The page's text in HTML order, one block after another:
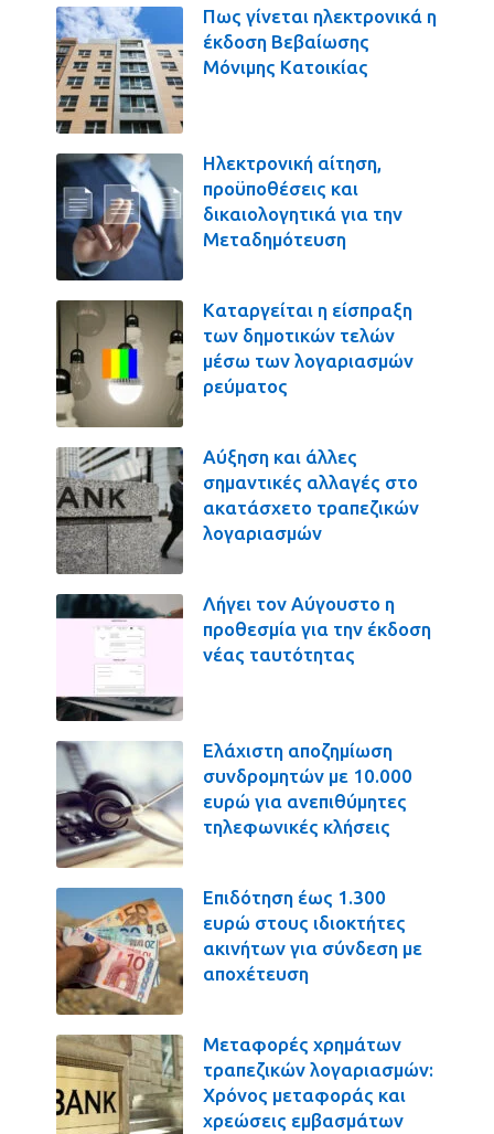
Πως γίνεται ηλεκτρονικά η
έκδοση Βεβαίωσης
Μόνιμης Κατοικίας
Ηλεκτρονική αίτηση,
προϋποθέσεις και
δικαιολογητικά για την
Μεταδημότευση
Καταργείται η είσπραξη
των δημοτικών τελών
μέσω των λογαριασμών
ρεύματος
Αύξηση και άλλες
σημαντικές αλλαγές στο
ακατάσχετο τραπεζικών
λογαριασμών
Λήγει τον Αύγουστο η
προθεσμία για την έκδοση
νέας ταυτότητας
Ελάχιστη αποζημίωση
συνδρομητών με 10.000
ευρώ για ανεπιθύμητες
τηλεφωνικές κλήσεις
Επιδότηση έως 1.300
ευρώ στους ιδιοκτήτες
ακινήτων για σύνδεση με
αποχέτευση
Μεταφορές χρημάτων
τραπεζικών λογαριασμών:
Χρόνος μεταφοράς και
χρεώσεις εμβασμάτων